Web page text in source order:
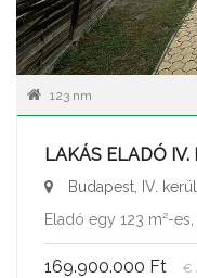
123 nm
LAKÁS ELADÓ IV.
Budapest, IV.
Eladó egy 123 m²-
169.900.000 Ft €